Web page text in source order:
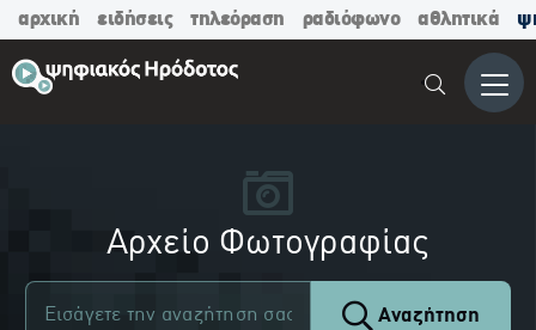
αρχική ειδήσεις τηλεόραση ραδιόφωνο αθλητικά
Μενού
Αρχείο Φωτογραφίας
Αναζήτηση